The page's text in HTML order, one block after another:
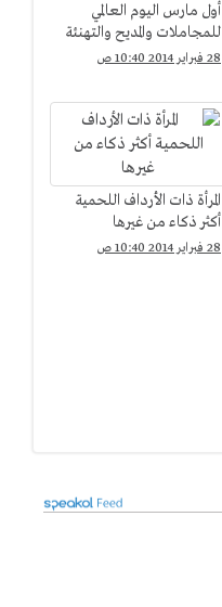
أول مارس اليوم العالمي
للمجاملات والمديح والتهنئة
28 فبراير 2014 10:40 ص
المرأة ذات الأرداف اللحمية
أكثر ذكاء من غيرها
28 فبراير 2014 10:40 ص